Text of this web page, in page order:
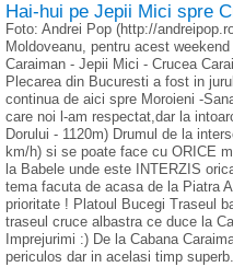
Hai-hui pe Jepii Mici spre
Foto: Andrei Pop (http://
Moldoveanu, pentru acest
Caraiman - Jepii Mici - Crucea
Plecarea din Bucuresti a fost in
continua de aici spre Moroieni -
care noi l-am respectat,dar la
Dorului - 1120m) Drumul de la
km/h) si se poate face cu ORICE
la Babele unde este INTERZIS
tema facuta de acasa de la Piatra
prioritate ! Platoul Bucegi Traseul
traseul cruce albastra ce duce la
Imprejurimi :) De la Cabana
periculos dar in acelasi timp